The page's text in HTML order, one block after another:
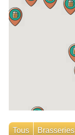
Tous Brasseries